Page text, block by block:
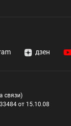
дзен
связи)
от 15.10.08